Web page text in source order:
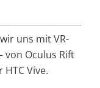
uns mit VR-
von Oculus Rift
Vive.